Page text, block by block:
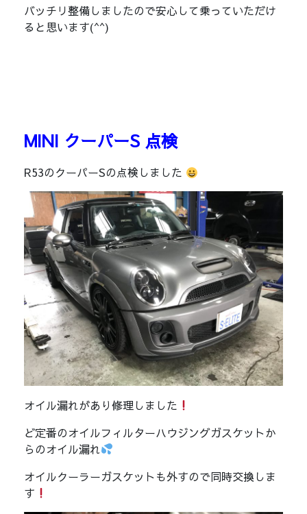
バッチリ整備しましたので安心して乗っていただけ
ると思います(^^)
MINI クーパーS 点検
R53のクーパーSの点検しました
オイル漏れがあり修理しました
ど定番のオイルフィルターハウジングガスケットか
らのオイル漏れ
オイルクーラーガスケットも外すので同時交換しま
す